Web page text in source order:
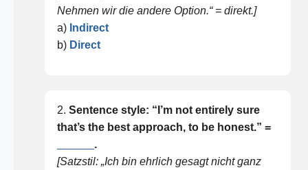
Nehmen wir die andere Option.“ = direkt.]
a) Indirect
b) Direct
2. Sentence style: “I’m not entirely sure
that’s the best approach, to be honest.” =
.
[Satzstil: „Ich bin ehrlich gesagt nicht ganz